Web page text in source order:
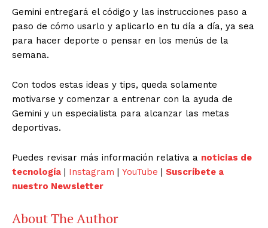
Gemini entregará el código y las instrucciones paso a
paso de cómo usarlo y aplicarlo en tu día a día, ya sea
para hacer deporte o pensar en los menús de la
semana.
Con todos estas ideas y tips, queda solamente
motivarse y comenzar a entrenar con la ayuda de
Gemini y un especialista para alcanzar las metas
deportivas.
Puedes revisar más información relativa a noticias de
tecnología | Instagram | YouTube | Suscríbete a
nuestro Newsletter
About The Author